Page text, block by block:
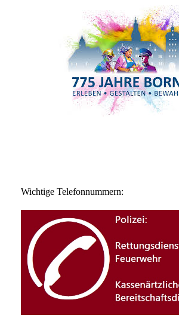
Wichtige Telefonnummern: